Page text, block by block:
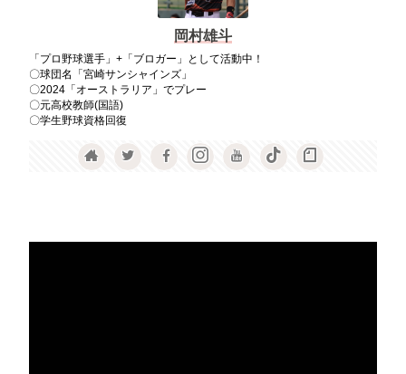
岡村雄斗
「プロ野球選手」+「ブロガー」として活動中！
〇球団名「宮崎サンシャインズ」
〇2024「オーストラリア」でプレー
〇元高校教師(国語)
〇学生野球資格回復